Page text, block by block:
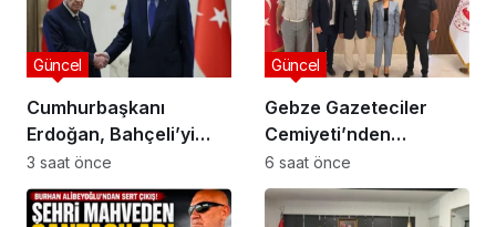
Cumhurbaşkanı
Erdoğan, Bahçeli’yi
Külliye’de kabul etti
Güncel
3 saat önce
Gebze Gazeteciler
Cemiyeti’nden
Kaymakam Özyiğit’e
Ziyaret
Güncel
6 saat önce